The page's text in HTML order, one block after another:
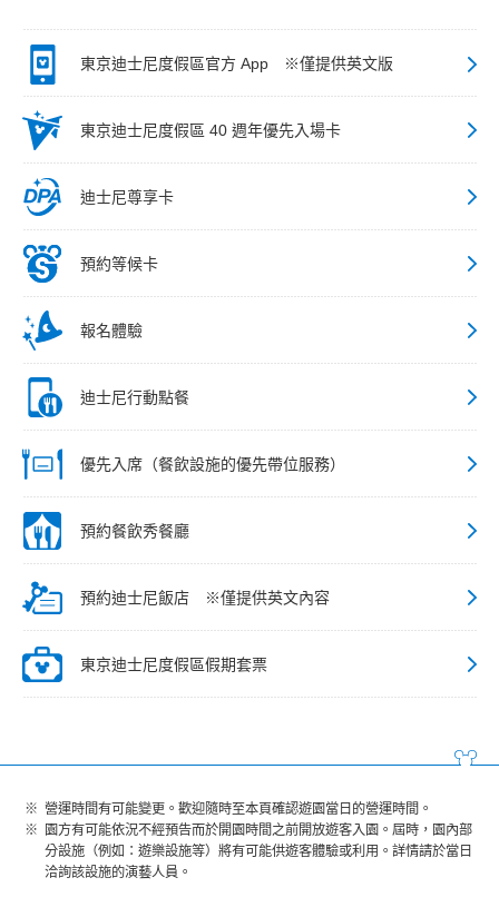
東京迪士尼度假區官方 App ※僅提供英文版
東京迪士尼度假區 40 週年優先入場卡
迪士尼尊享卡
預約等候卡
報名體驗
迪士尼行動點餐
優先入席（餐飲設施的優先帶位服務）
預約餐飲秀餐廳
預約迪士尼飯店 ※僅提供英文內容
東京迪士尼度假區假期套票
營運時間有可能變更。歡迎隨時至本頁確認遊園當日的營運時間。
園方有可能依況不經預告而於開園時間之前開放遊客入園。屆時，園內部
分設施（例如：遊樂設施等）將有可能供遊客體驗或利用。詳情請於當日
洽詢該設施的演藝人員。